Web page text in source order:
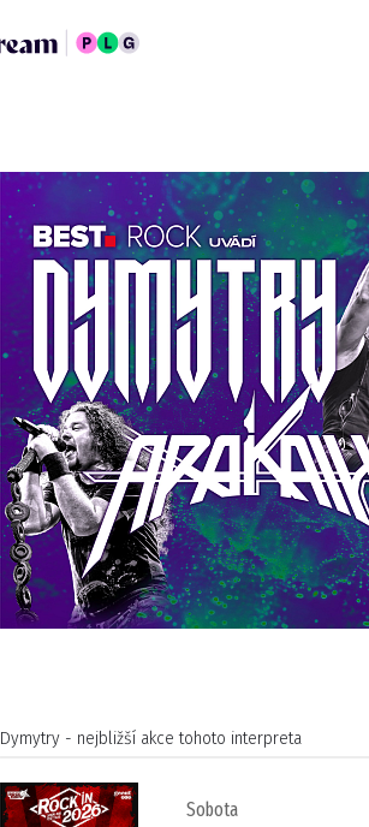
Dymytry - nejbližší akce tohoto interpreta
Sobota